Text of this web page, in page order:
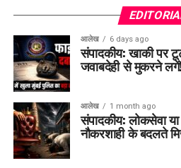
आलेख 6 days ago
संपादकीय: खाकी पर
जवाबदेही से मुकरने लगें!
आलेख 1 month ago
संपादकीय: लोकसेवा
नौकरशाही के बदलते